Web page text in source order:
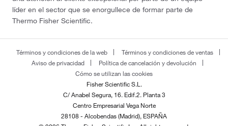
líder en el sector que se enorgullece de formar parte de
Thermo Fisher Scientific.
Términos y condiciones de la web
Términos y condiciones de ventas
Aviso de privacidad
Política de cancelación y devolución
Cómo se utilizan las cookies
Fisher Scientific S.L.
C/ Anabel Segura, 16. Edif.2. Planta 3
Centro Empresarial Vega Norte
28108 - Alcobendas (Madrid), ESPAÑA